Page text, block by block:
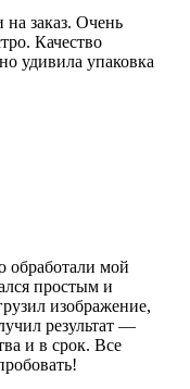
на заказ. Очень
Качество
удивила упаковка
обработали мой
простым и
изображение,
результат —
и в срок. Все